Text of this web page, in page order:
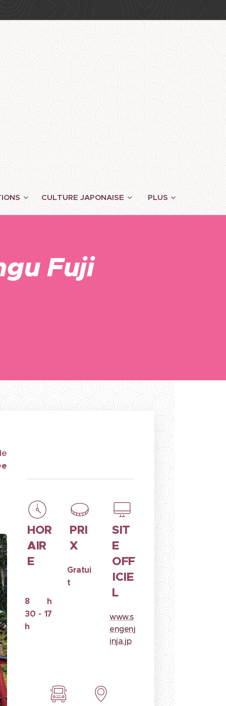
CULTURE JAPONAISE PLUS
Fuji
HOR
AIR
E
8 h
30 - 17
h
PRI
X
Gratui
t
SIT
E
OFF
ICIE
L
www.s
engenj
inja.jp